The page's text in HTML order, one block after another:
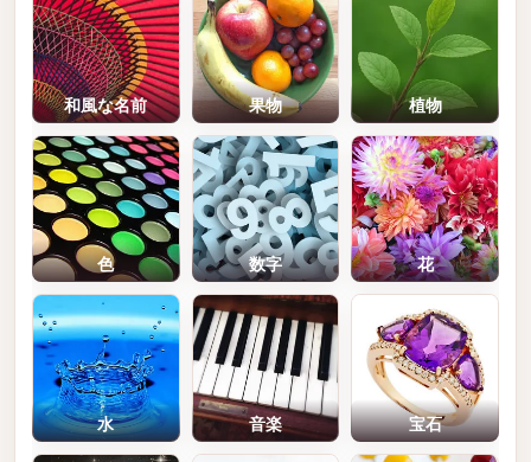
和風な名前 果物 植物
色 数字 花
水 音楽 宝石